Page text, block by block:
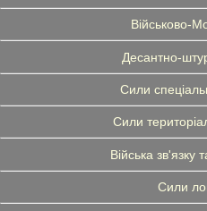
Військово-
Десантно-
Сили
Сили
Війська зв'язку
Сили